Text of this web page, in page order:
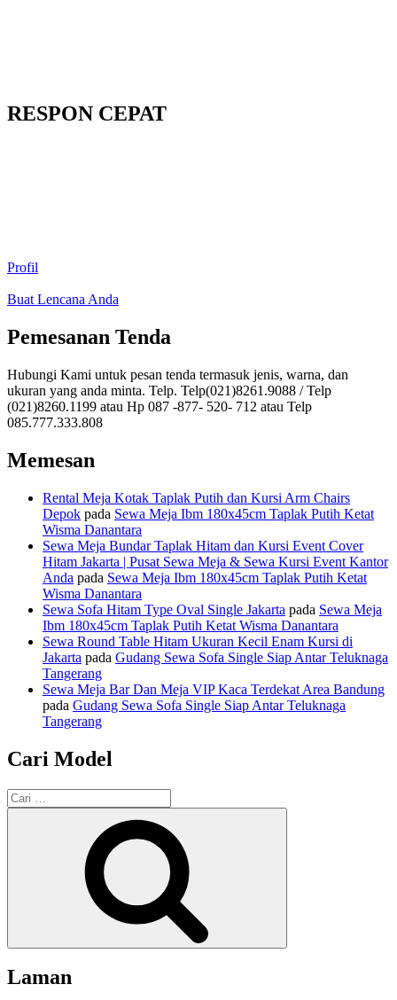
RESPON CEPAT
Profil
Buat Lencana Anda
Pemesanan Tenda
Hubungi Kami untuk pesan tenda termasuk jenis, warna, dan
ukuran yang anda minta. Telp. Telp(021)8261.9088 / Telp
(021)8260.1199 atau Hp 087 -877- 520- 712 atau Telp
085.777.333.808
Memesan
Rental Meja Kotak Taplak Putih dan Kursi Arm Chairs
Depok pada Sewa Meja Ibm 180x45cm Taplak Putih Ketat
Wisma Danantara
Sewa Meja Bundar Taplak Hitam dan Kursi Event Cover
Hitam Jakarta | Pusat Sewa Meja & Sewa Kursi Event Kantor
Anda pada Sewa Meja Ibm 180x45cm Taplak Putih Ketat
Wisma Danantara
Sewa Sofa Hitam Type Oval Single Jakarta pada Sewa Meja
Ibm 180x45cm Taplak Putih Ketat Wisma Danantara
Sewa Round Table Hitam Ukuran Kecil Enam Kursi di
Jakarta pada Gudang Sewa Sofa Single Siap Antar Teluknaga
Tangerang
Sewa Meja Bar Dan Meja VIP Kaca Terdekat Area Bandung
pada Gudang Sewa Sofa Single Siap Antar Teluknaga
Tangerang
Cari Model
Pencarian
untuk:
Laman